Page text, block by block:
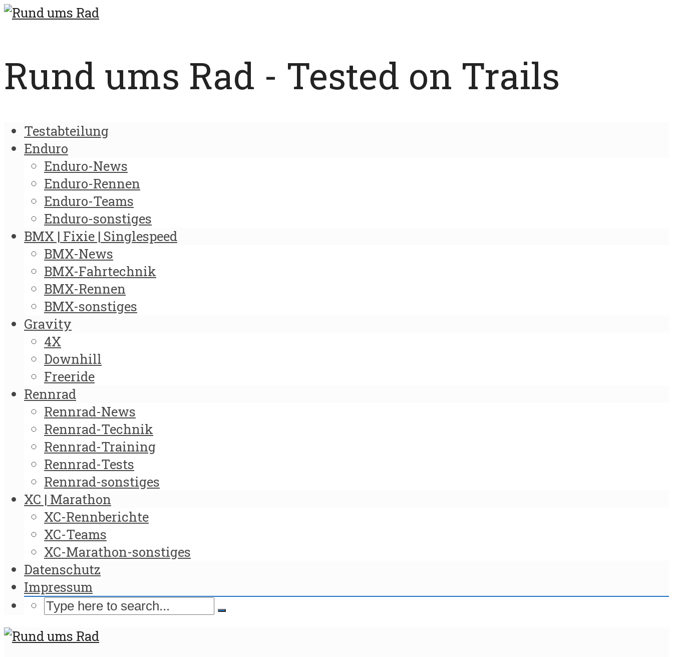
Rund ums Rad - Tested on Trails
Testabteilung
Enduro
Enduro-News
Enduro-Rennen
Enduro-Teams
Enduro-sonstiges
BMX | Fixie | Singlespeed
BMX-News
BMX-Fahrtechnik
BMX-Rennen
BMX-sonstiges
Gravity
4X
Downhill
Freeride
Rennrad
Rennrad-News
Rennrad-Technik
Rennrad-Training
Rennrad-Tests
Rennrad-sonstiges
XC | Marathon
XC-Rennberichte
XC-Teams
XC-Marathon-sonstiges
Datenschutz
Impressum